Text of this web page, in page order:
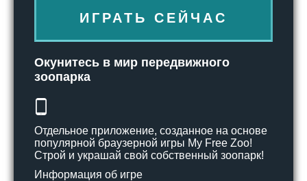
ИГРАТЬ СЕЙЧАС
Окунитесь в мир передвижного
зоопарка
Отдельное приложение, созданное на основе
популярной браузерной игры My Free Zoo!
Строй и украшай свой собственный зоопарк!
Информация об игре